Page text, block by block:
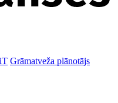
Grāmatveža plānotājs